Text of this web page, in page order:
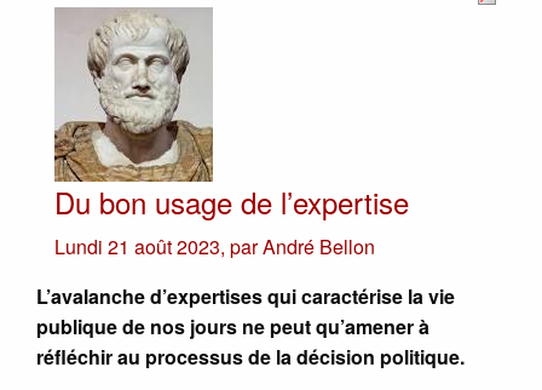
Du bon usage de l’expertise
Lundi 21 août 2023, parAndré Bellon
L’avalanche d’expertises qui caractérise la vie
publique de nos jours ne peut qu’amener à
réfléchir au processus de la décision politique.